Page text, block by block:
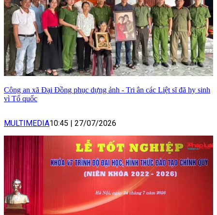
Công an xã Đại Đồng phục dựng ảnh - Tri ân các Liệt sĩ đã hy sinh
vì Tổ quốc
MULTIMEDIA10:45 | 27/07/2026